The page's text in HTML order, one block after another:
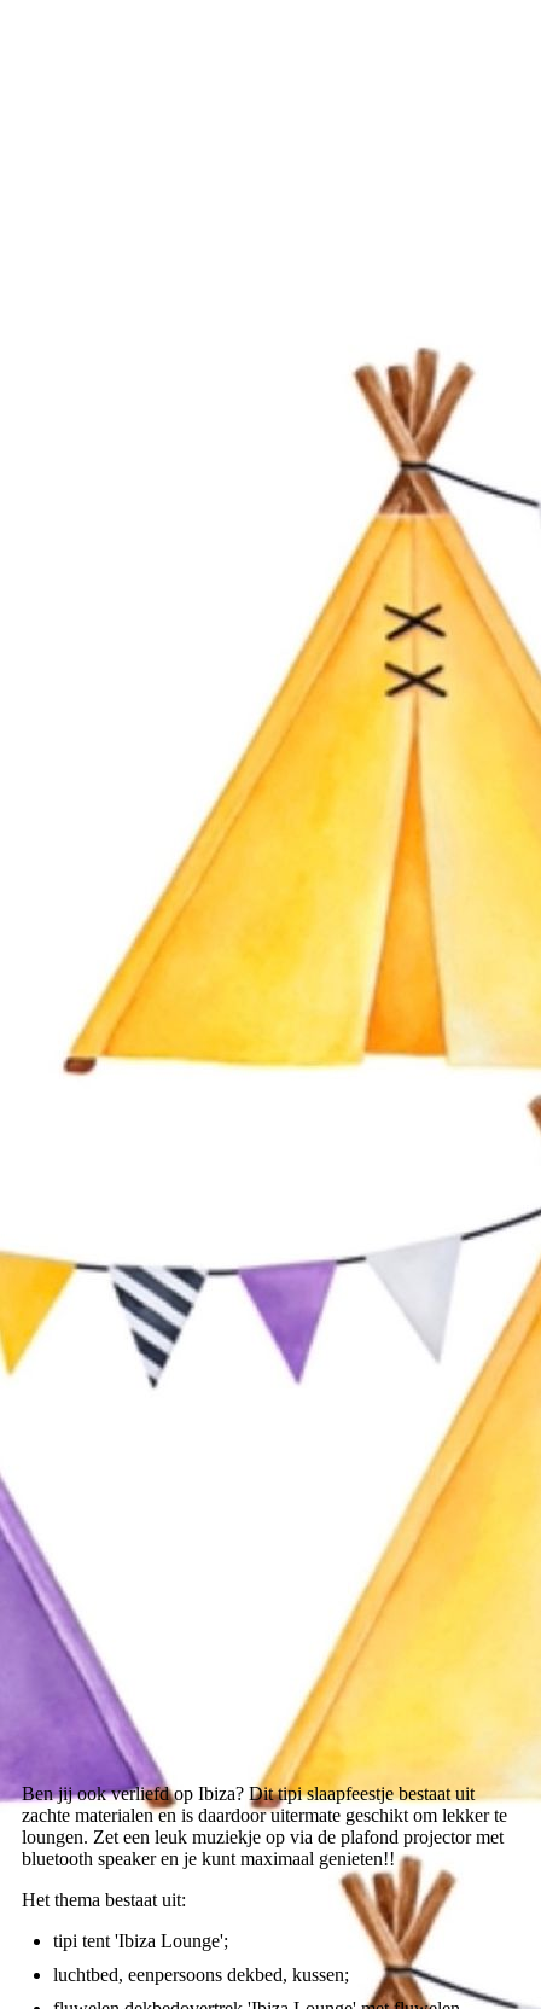
Ibiza Lounge 1
Ben jij ook verliefd op Ibiza? Dit tipi slaapfeestje bestaat uit
zachte materialen en is daardoor uitermate geschikt om lekker te
loungen. Zet een leuk muziekje op via de plafond projector met
bluetooth speaker en je kunt maximaal genieten!!
Het thema bestaat uit:
tipi tent 'Ibiza Lounge';
luchtbed, eenpersoons dekbed, kussen;